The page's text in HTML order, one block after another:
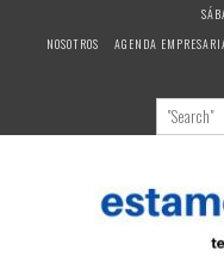
NOSOTROS
AGENDA